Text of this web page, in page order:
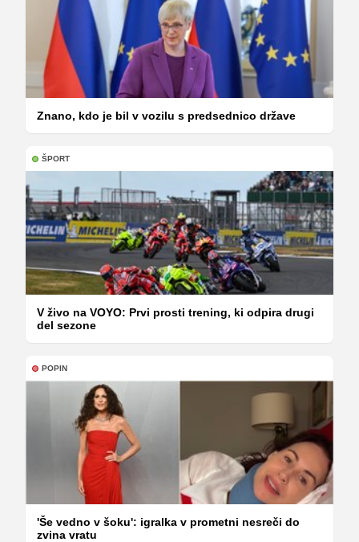
Znano, kdo je bil v vozilu s predsednico države
ŠPORT
V živo na VOYO: Prvi prosti trening, ki odpira drugi
del sezone
POPIN
'Še vedno v šoku': igralka v prometni nesreči do
zvina vratu